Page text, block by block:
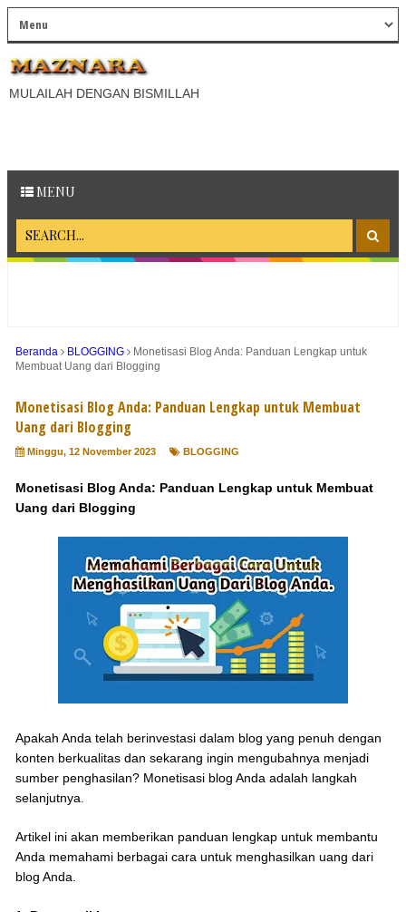
MULAILAH DENGAN BISMILLAH
MENU
Beranda BLOGGING
Monetisasi Blog Anda: Panduan Lengkap untuk
Membuat Uang dari Blogging
Monetisasi Blog Anda: Panduan Lengkap untuk Membuat
Uang dari Blogging
Minggu, 12 November 2023 BLOGGING
Monetisasi Blog Anda: Panduan Lengkap untuk Membuat
Uang dari Blogging
Apakah Anda telah berinvestasi dalam blog yang penuh dengan
konten berkualitas dan sekarang ingin mengubahnya menjadi
sumber penghasilan? Monetisasi blog Anda adalah langkah
selanjutnya.
Artikel ini akan memberikan panduan lengkap untuk membantu
Anda memahami berbagai cara untuk menghasilkan uang dari
blog Anda.